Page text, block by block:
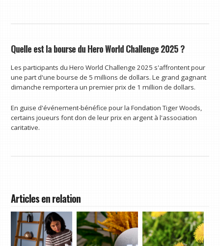
Quelle est la bourse du Hero World Challenge 2025 ?
Les participants du Hero World Challenge 2025 s'affrontent pour
une part d'une bourse de 5 millions de dollars. Le grand gagnant
dimanche remportera un premier prix de 1 million de dollars.
En guise d'événement-bénéfice pour la Fondation Tiger Woods,
certains joueurs font don de leur prix en argent à l'association
caritative.
Articles en relation